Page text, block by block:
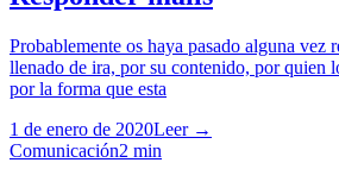
Probablemente os haya pasado alguna vez
llenado de ira, por su contenido, por quien
por la forma que esta
1 de enero de 2020Leer →
Comunicación2 min